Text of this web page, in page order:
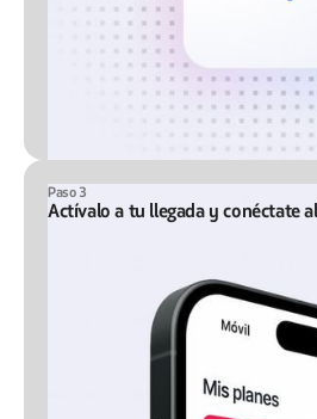
Paso 3
Actívalo a tu llegada y conéctate